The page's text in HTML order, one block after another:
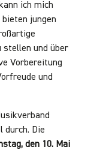
ich mich
jungen
stellen und über
Vorbereitung
und
durch. Die
den 10. Mai